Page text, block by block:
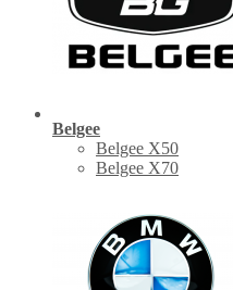
Belgee
Belgee X50
Belgee X70